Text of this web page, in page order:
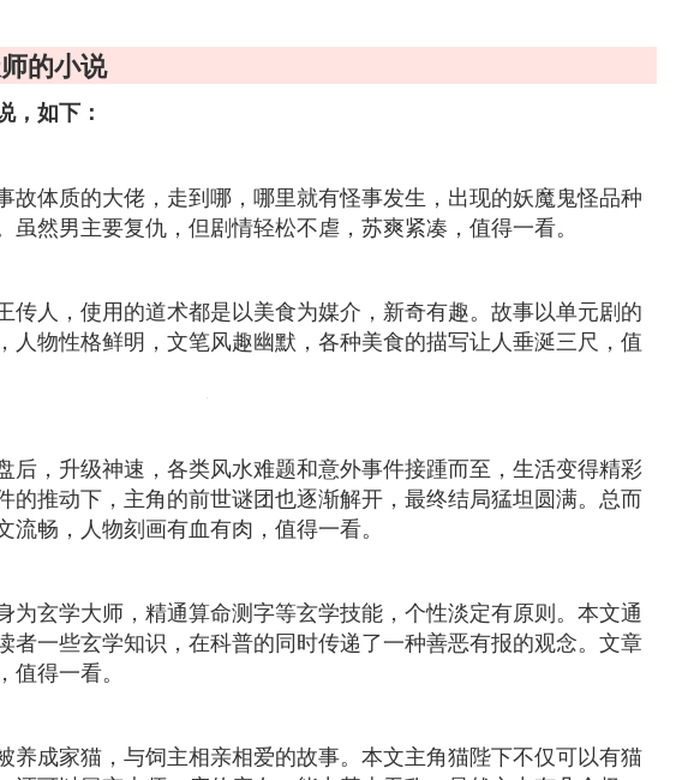
的小说
，如下：
故体质的大佬，走到哪，哪里就有怪事发生，出现的妖魔鬼怪品种
虽然男主要复仇，但剧情轻松不虐，苏爽紧凑，值得一看。
传人，使用的道术都是以美食为媒介，新奇有趣。故事以单元剧的
人物性格鲜明，文笔风趣幽默，各种美食的描写让人垂涎三尺，值
后，升级神速，各类风水难题和意外事件接踵而至，生活变得精彩
的推动下，主角的前世谜团也逐渐解开，最终结局猛坦圆满。总而
畅，人物刻画有血有肉，值得一看。
为玄学大师，精通算命测字等玄学技能，个性淡定有原则。本文通
者一些玄学知识，在科普的同时传递了一种善恶有报的观念。文章
得一看。
养成家猫，与饲主相亲相爱的故事。本文主角猫陛下不仅可以有猫